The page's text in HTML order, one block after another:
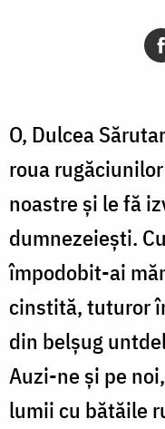
O, Dulcea
roua
noastre şi le fă
dumnezeieşti.
împodobit-ai
cinstită, tuturor
din belşug
Auzi-ne şi pe
lumii cu bătăile